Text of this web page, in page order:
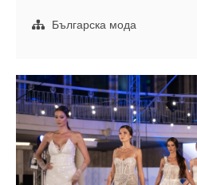
стана
Tourism
Bulgaria
2025
Българска мода